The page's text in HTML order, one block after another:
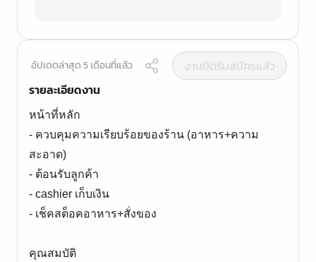
อัปเดตล่าสุด 5 เดือนที่แล้ว
งานปิดรับสมัครแล้ว
รายละเอียดงาน
หน้าที่หลัก
- ควบคุมความเรียบร้อยของร้าน (อาหาร+ความ
สะอาด)
- ต้อนรับลูกค้า
- cashier เก็บเงิน
- เช็คสต็อคอาหาร+สั่งของ
คุณสมบัติ